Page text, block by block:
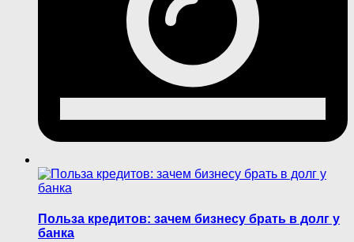
Польза кредитов: зачем бизнесу брать в долг у
банка